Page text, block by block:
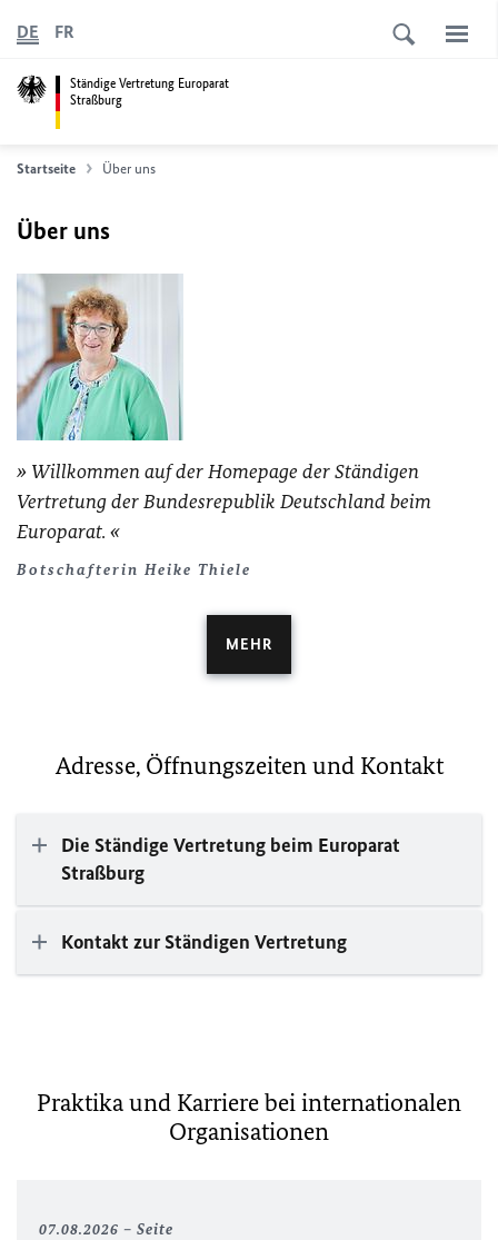
Ständige Vertretung Europarat
Straßburg
DE FR
Startseite Über uns
Über uns
Willkommen auf der Homepage der Ständigen
Vertretung der Bundesrepublik Deutschland beim
Europarat.
Botschafterin Heike Thiele
MEHR
Adresse, Öffnungszeiten und Kontakt
Die Ständige Vertretung beim Europarat
Straßburg
Kontakt zur Ständigen Vertretung
Praktika und Karriere bei internationalen
Organisationen
07.08.2026 Seite